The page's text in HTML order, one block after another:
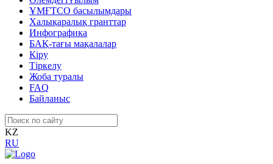
ҰМҒТСО басылымдары
Халықаралық гранттар
Инфографика
БАҚ-тағы мақалалар
Кіру
Тіркелу
Жоба туралы
FAQ
Байланыс
KZ
RU